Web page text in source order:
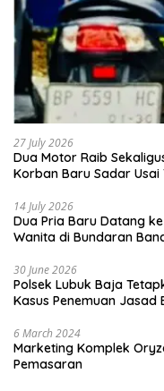
27 July 2026
Dua Motor Raib
Korban Baru Sadar
14 July 2026
Dua Pria Baru Datang
Wanita di Bundaran
30 June 2026
Polsek Lubuk Baja
Kasus Penemuan Jasad
6 March 2024
Marketing Komplek
Pemasaran